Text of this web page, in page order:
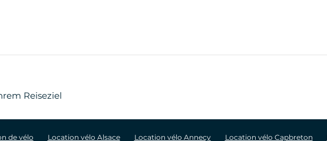
Reiseziel
de vélo Location vélo Alsace Location vélo Annecy Location vélo Capbreton